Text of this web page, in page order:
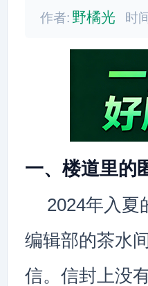
作者: 野橘光 时
一、楼道里的
2024年入夏
编辑部的茶水
信。信封上没